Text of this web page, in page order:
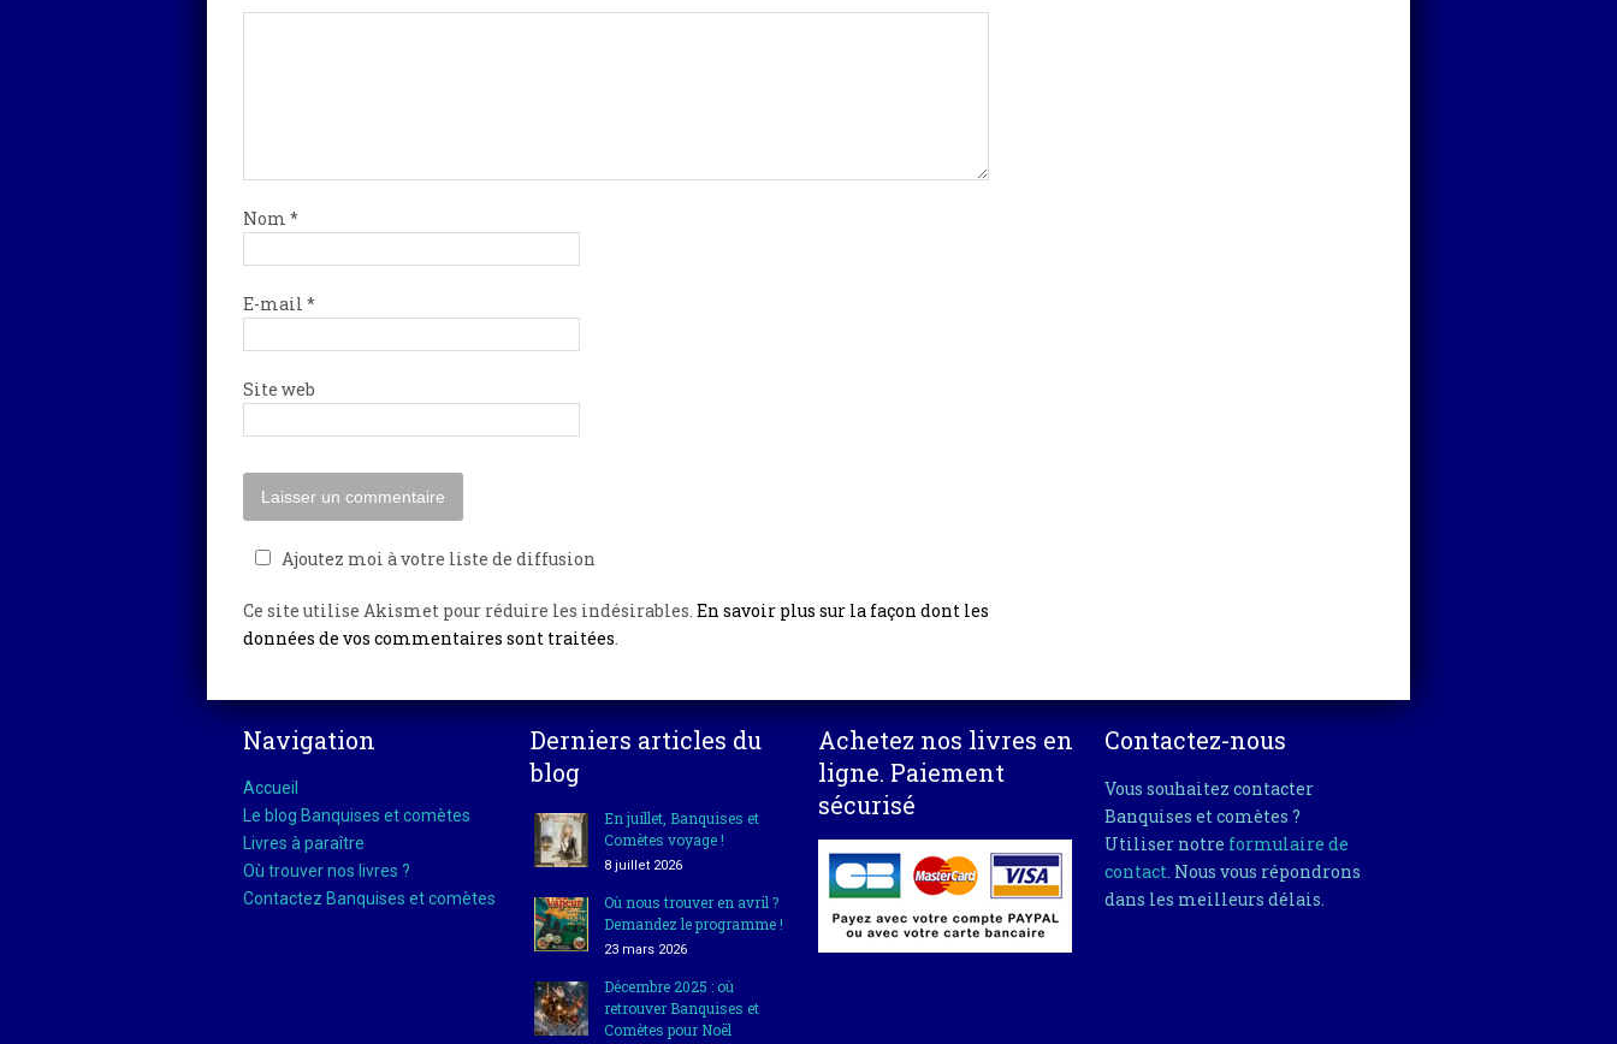
Nom *
E-mail *
Site web
Ajoutez moi à votre liste de diffusion
Ce site utilise Akismet pour réduire les indésirables. En savoir plus sur la façon dont les
données de vos commentaires sont traitées
Navigation
Accueil
Le blog Banquises et comètes
Livres à paraître
Où trouver nos livres ?
Contactez Banquises et comètes
Derniers articles du
blog
En juillet, Banquises et
Comètes voyage !
8 juillet 2026
Où nous trouver en avril ?
Demandez le programme !
23 mars 2026
Décembre 2025 : où
retrouver Banquises et
Comètes pour Noël
Achetez nos livres en
ligne. Paiement
sécurisé
Contactez-nous
Vous souhaitez contacter
Banquises et comètes ?
Utiliser notre formulaire de
contact. Nous vous répondrons
dans les meilleurs délais.